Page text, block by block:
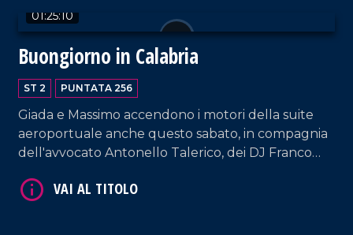
01:25:10
Buongiorno in Calabria
ST 2 PUNTATA 256
Giada e Massimo accendono i motori della suite
aeroportuale anche questo sabato, in compagnia
dell'avvocato Antonello Talerico, dei DJ Franco
Forciniti e Giovanni Buffone.
VAI AL TITOLO